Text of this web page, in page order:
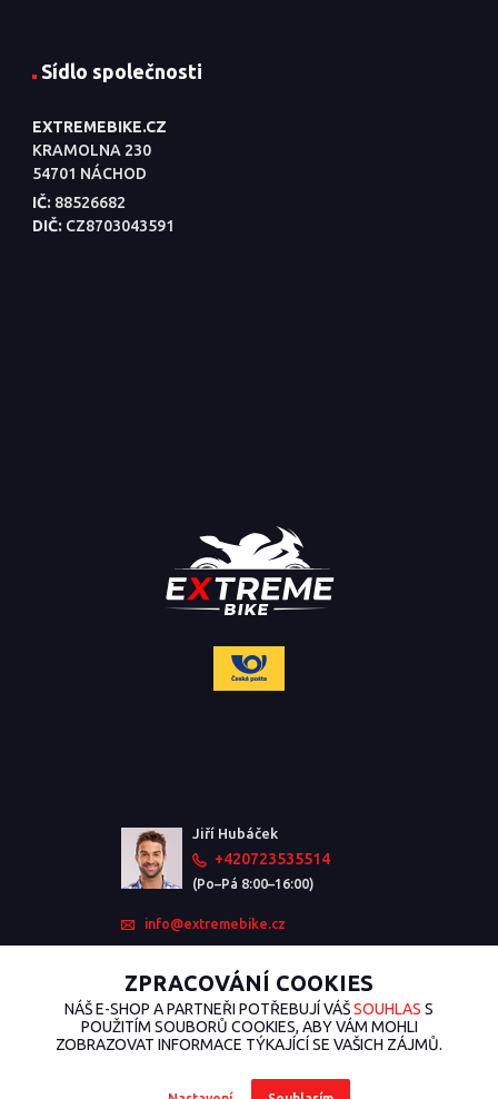
Sídlo společnosti
EXTREMEBIKE.CZ
KRAMOLNA 230
54701 NÁCHOD
IČ: 88526682
DIČ: CZ8703043591
Jiří Hubáček
+420723535514
(Po–Pá 8:00–16:00)
info@extremebike.cz
ZPRACOVÁNÍ COOKIES
NÁŠ E-SHOP A PARTNEŘI POTŘEBUJÍ VÁŠSOUHLAS S
POUŽITÍM SOUBORŮ COOKIES, ABY VÁM MOHLI
ZOBRAZOVAT INFORMACE TÝKAJÍCÍ SE VAŠICH ZÁJMŮ.